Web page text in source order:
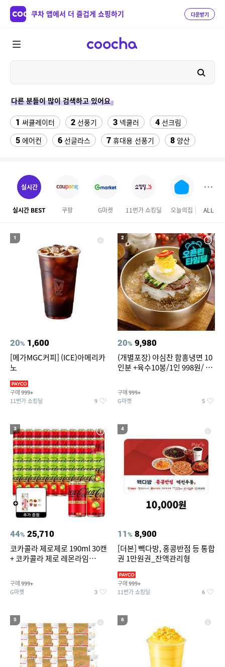
쿠차 앱에서 더 즐겁게 쇼핑하기 다운받기
다른 분들이 많이 검색하고 있어요
1 써큘레이터 2 선풍기 3 넥쿨러 4 선크림
5 에어컨 6 선글라스 7 휴대용 선풍기 8 양산
12 팔찌부자재
14 롯데월드 자유이용권 엄마옷
17 엘칸토 18 19 슬리퍼 ALL
실시간
실시간 BEST 쿠팡 G마켓 11번가 쇼킹딜 오늘의집 홈앤
1
20% 1,600
[메가MGC커피] (ICE)아메리카
노
구매 999+
11번가 쇼킹딜 9
2
20% 9,980
(개별포장) 야심찬 함흥냉면 10
인분 +육수10봉/1인 998원/ 머
구매 999+
G마켓 5
3
44% 25,710
코카콜라 제로제로 190ml 30캔
+ 코카콜라 제로 레몬라임
티커 세트
구매 999+
G마켓 3
4
11% 8,900
[더본] 빽다방, 홍콩반점 등 통합
권 1만원권_잔액관리형
구매 999+
11번가 쇼킹딜 6
5 6